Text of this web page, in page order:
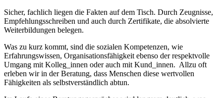
Sicher, fachlich liegen die Fakten auf dem Tisch. Durch Zeugnisse,
Empfehlungsschreiben und auch durch Zertifikate, die absolvierte
Weiterbildungen belegen.
Was zu kurz kommt, sind die sozialen Kompetenzen, wie
Erfahrungswissen, Organisationsfähigkeit ebenso der respektvolle
Umgang mit Kolleg_innen oder auch mit Kund_innen. Allzu oft
erleben wir in der Beratung, dass Menschen diese wertvollen
Fähigkeiten als selbstverständlich abtun.